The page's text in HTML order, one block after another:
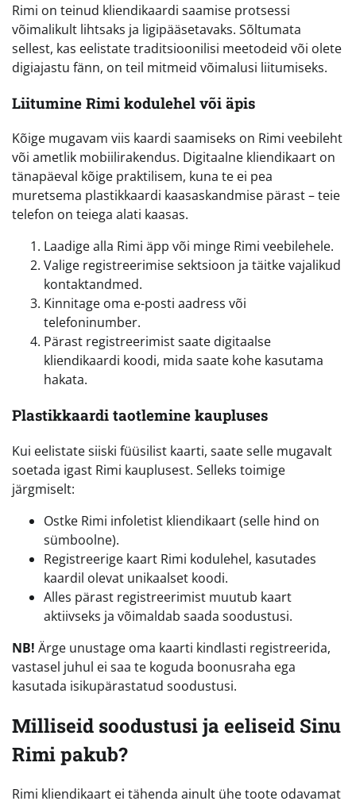
Rimi on teinud kliendikaardi saamise protsessi
võimalikult lihtsaks ja ligipääsetavaks. Sõltumata
sellest, kas eelistate traditsioonilisi meetodeid või olete
digiajastu fänn, on teil mitmeid võimalusi liitumiseks.
Liitumine Rimi kodulehel või äpis
Kõige mugavam viis kaardi saamiseks on Rimi veebileht
või ametlik mobiilirakendus. Digitaalne kliendikaart on
tänapäeval kõige praktilisem, kuna te ei pea
muretsema plastikkaardi kaasaskandmise pärast – teie
telefon on teiega alati kaasas.
Laadige alla Rimi äpp või minge Rimi veebilehele.
Valige registreerimise sektsioon ja täitke vajalikud
kontaktandmed.
Kinnitage oma e-posti aadress või
telefoninumber.
Pärast registreerimist saate digitaalse
kliendikaardi koodi, mida saate kohe kasutama
hakata.
Plastikkaardi taotlemine kaupluses
Kui eelistate siiski füüsilist kaarti, saate selle mugavalt
soetada igast Rimi kauplusest. Selleks toimige
järgmiselt:
Ostke Rimi infoletist kliendikaart (selle hind on
sümboolne).
Registreerige kaart Rimi kodulehel, kasutades
kaardil olevat unikaalset koodi.
Alles pärast registreerimist muutub kaart
aktiivseks ja võimaldab saada soodustusi.
NB! Ärge unustage oma kaarti kindlasti registreerida,
vastasel juhul ei saa te koguda boonusraha ega
kasutada isikupärastatud soodustusi.
Milliseid soodustusi ja eeliseid Sinu
Rimi pakub?
Rimi kliendikaart ei tähenda ainult ühe toote odavamat